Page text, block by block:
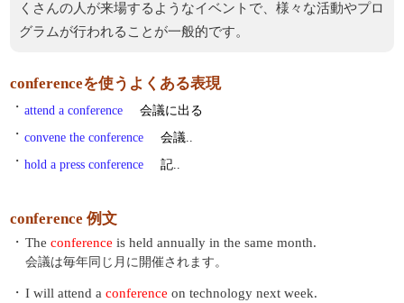
くさんの人が来場するようなイベントで、様々な活動やプロ
グラムが行われることが一般的です。
conferenceを使うよくある表現
・ attend a conference
会議に出る
・ convene the conference
会議..
・ hold a press conference 記..
conference 例文
・ The conference is held annually in the same month.
会議は毎年同じ月に開催されます。
・ I will attend a conference on technology next week.